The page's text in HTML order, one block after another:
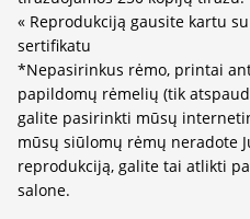
« Reprodukciją gausite kartu
sertifikatu
*Nepasirinkus rėmo, printai
papildomų rėmelių (tik
galite pasirinkti mūsų
mūsų siūlomų rėmų neradote
reprodukciją, galite tai atlikti
salone.